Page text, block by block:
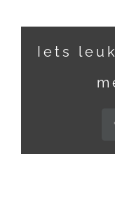
Iets